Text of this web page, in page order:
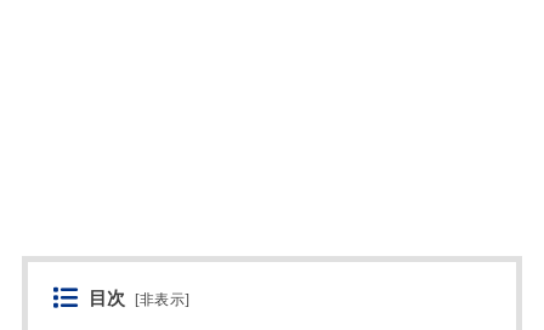
目次 [非表示]